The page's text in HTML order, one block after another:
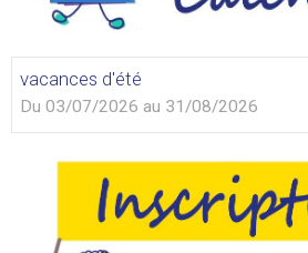
vacances d'été
Du 03/07/2026 au 31/08/2026